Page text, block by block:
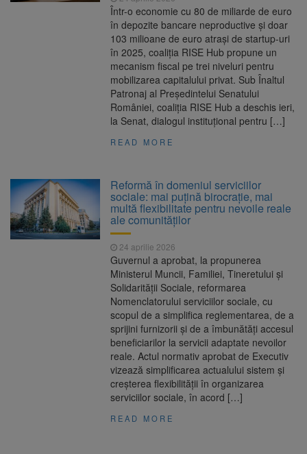
Într-o economie cu 80 de miliarde de euro
în depozite bancare neproductive și doar
103 milioane de euro atrași de startup-uri
în 2025, coaliția RISE Hub propune un
mecanism fiscal pe trei niveluri pentru
mobilizarea capitalului privat. Sub Înaltul
Patronaj al Președintelui Senatului
României, coaliția RISE Hub a deschis ieri,
la Senat, dialogul instituțional pentru […]
READ MORE
Reformă în domeniul serviciilor
sociale: mai puțină birocrație, mai
multă flexibilitate pentru nevoile reale
ale comunităților
24 aprilie 2026
Guvernul a aprobat, la propunerea
Ministerul Muncii, Familiei, Tineretului și
Solidarității Sociale, reformarea
Nomenclatorului serviciilor sociale, cu
scopul de a simplifica reglementarea, de a
sprijini furnizorii și de a îmbunătăți accesul
beneficiarilor la servicii adaptate nevoilor
reale. Actul normativ aprobat de Executiv
vizează simplificarea actualului sistem și
creșterea flexibilității în organizarea
serviciilor sociale, în acord […]
READ MORE